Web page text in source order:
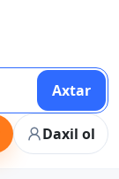
Axtar
Daxil ol